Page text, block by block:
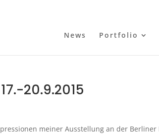
News Portfolio
20.9.2015
meiner Ausstellung an der Berliner